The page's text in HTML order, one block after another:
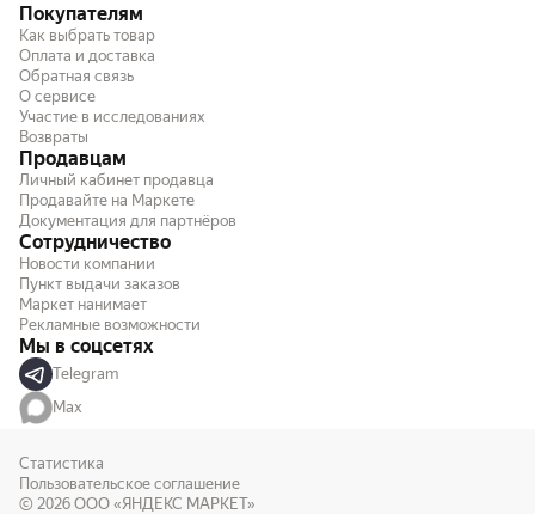
Покупателям
Как выбрать товар
Оплата и доставка
Обратная связь
О сервисе
Участие в исследованиях
Возвраты
Продавцам
Личный кабинет продавца
Продавайте на Маркете
Документация для партнёров
Сотрудничество
Новости компании
Пункт выдачи заказов
Маркет нанимает
Рекламные возможности
Мы в соцсетях
Telegram
Max
Статистика
Пользовательское соглашение
© 2026 ООО «ЯНДЕКС МАРКЕТ»